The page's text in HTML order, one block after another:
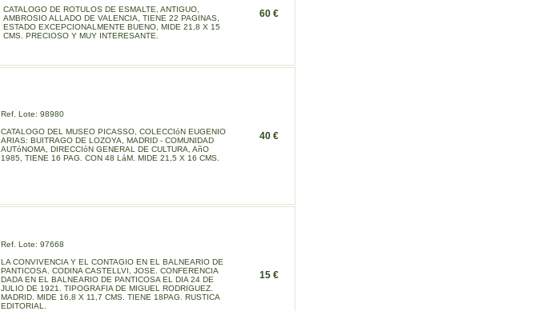
CATALOGO DE ROTULOS DE ESMALTE, ANTIGUO,
AMBROSIO ALLADO DE VALENCIA, TIENE 22 PAGINAS,
ESTADO EXCEPCIONALMENTE BUENO, MIDE 21,8 X 15
CMS. PRECIOSO Y MUY INTERESANTE.
60 €
Ref. Lote: 98980
CATALOGO DEL MUSEO PICASSO, COLECCIóN EUGENIO
ARIAS: BUITRAGO DE LOZOYA, MADRID - COMUNIDAD
AUTóNOMA, DIRECCIóN GENERAL DE CULTURA, AñO
1985, TIENE 16 PAG. CON 48 LáM. MIDE 21,5 X 16 CMS.
40 €
Ref. Lote: 97668
LA CONVIVENCIA Y EL CONTAGIO EN EL BALNEARIO DE
PANTICOSA. CODINA CASTELLVI, JOSE. CONFERENCIA
DADA EN EL BALNEARIO DE PANTICOSA EL DIA 24 DE
JULIO DE 1921. TIPOGRAFIA DE MIGUEL RODRIGUEZ.
MADRID. MIDE 16,8 X 11,7 CMS. TIENE 18PAG. RUSTICA
EDITORIAL.
15 €